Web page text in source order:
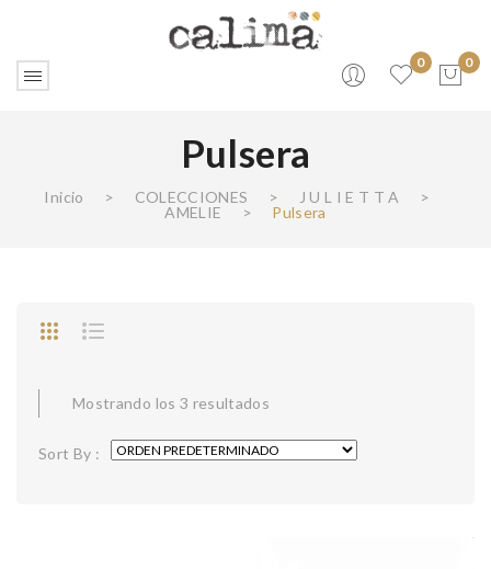
0
No products in the cart.
0
Pulsera
Inicio > COLECCIONES > J U L I E T T A
>
AMELIE
> Pulsera
Mostrando los 3 resultados
Sort By :